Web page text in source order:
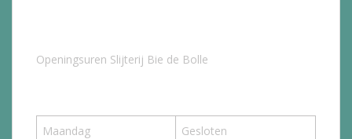
Openingsuren Slijterij Bie de Bolle
Maandag
Gesloten